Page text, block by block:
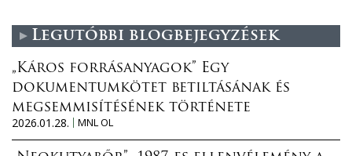
Legutóbbi blogbejegyzések
„Káros forrásanyagok” Egy
dokumentumkötet betiltásának és
megsemmisítésének története
2026.01.28.
MNL OL